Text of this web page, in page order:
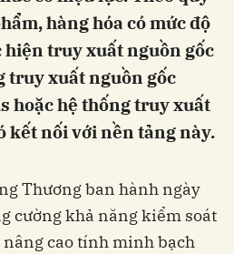
hàng hóa có mức độ
truy xuất nguồn gốc
truy xuất nguồn gốc
hoặc hệ thống truy xuất
kết nối với nền tảng này.
Thương ban hành ngày
cường khả năng kiểm soát
nâng cao tính minh bạch